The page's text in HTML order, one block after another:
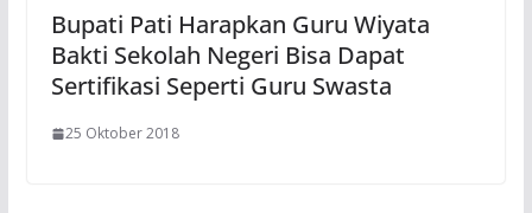
Bupati Pati Harapkan Guru Wiyata
Bakti Sekolah Negeri Bisa Dapat
Sertifikasi Seperti Guru Swasta
25 Oktober 2018